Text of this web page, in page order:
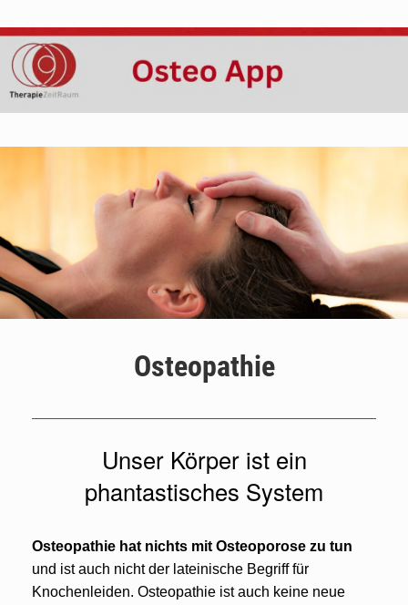
Osteopathie
Unser Körper ist ein
phantastisches System
Osteopathie hat nichts mit Osteoporose zu tun
und ist auch nicht der lateinische Begriff für
Knochenleiden. Osteopathie ist auch keine neue